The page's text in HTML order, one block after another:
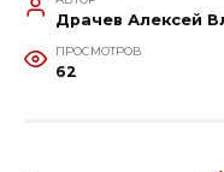
ПРОСМОТРОВ
62